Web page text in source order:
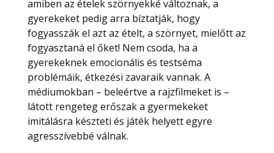
amiben az ételek szörnyekké változnak, a
gyerekeket pedig arra bíztatják, hogy
fogyasszák el azt az ételt, a szörnyet, mielőtt az
fogyasztaná el őket! Nem csoda, ha a
gyerekeknek emocionális és testséma
problémáik, étkezési zavaraik vannak. A
médiumokban – beleértve a rajzfilmeket is –
látott rengeteg erőszak a gyermekeket
imitálásra készteti és játék helyett egyre
agresszívebbé válnak.